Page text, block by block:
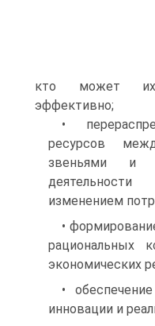
кто может их
эффективно;
•
ресурсов
звеньями и
изменением
•
рациональных
экономических
•
инновации и